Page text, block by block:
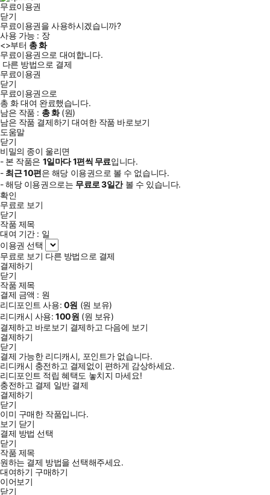
무료이용권
닫기
무료이용권을 사용하시겠습니까?
사용 가능 : 장
<>부터 총화
무료이용권으로 대여합니다.
다른 방법으로 결제
무료이용권
닫기
무료이용권으로
총 화대여 완료했습니다.
남은 작품 : 총화(원)
남은 작품 결제하기 대여한 작품 바로보기
도움말
닫기
비밀의 종이 울리면
- 본 작품은 1일마다1편씩 무료입니다.
- 최근10편은 해당 이용권으로 볼 수 없습니다.
- 해당 이용권으로는 무료로3일간볼 수 있습니다.
확인
무료로 보기
닫기
작품 제목
대여 기간 : 일
이용권 선택
무료로 보기 다른 방법으로 결제
결제하기
닫기
작품 제목
결제 금액 : 원
리디포인트 사용: 0원 (원 보유)
리디캐시 사용:100원 (원 보유)
결제하고 바로보기 결제하고 다음에 보기
결제하기
닫기
결제 가능한 리디캐시, 포인트가 없습니다.
리디캐시 충전하고 결제없이 편하게 감상하세요.
리디포인트 적립 혜택도 놓치지 마세요!
충전하고 결제 일반 결제
결제하기
닫기
이미 구매한 작품입니다.
보기 닫기
결제 방법 선택
닫기
작품 제목
원하는 결제 방법을 선택해주세요.
대여하기 구매하기
이어보기
닫기